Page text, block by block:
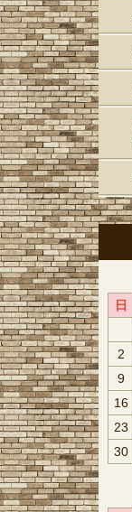
日
2
9
16
23
30